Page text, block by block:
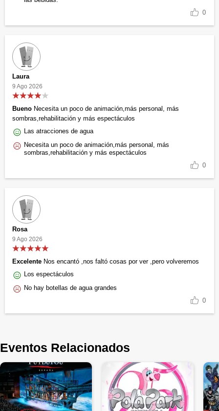
0
Laura
9 Ago 2026
Bueno Necesita un poco de animación,más personal, más
sombras,rehabilitación y más espectáculos
Las atracciones de agua
Necesita un poco de animación,más personal, más
sombras,rehabilitación y más espectáculos
0
Rosa
9 Ago 2026
Excelente Nos encantó ,nos faltó cosas por ver ,pero volveremos
Los espectáculos
No hay botellas de agua grandes
0
Eventos Relacionados